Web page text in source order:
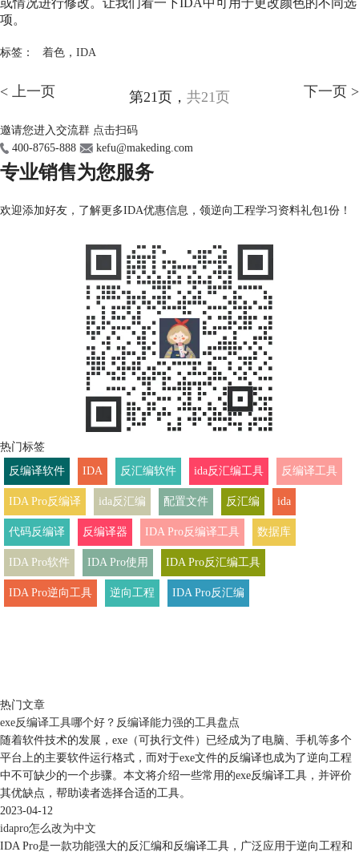
项。
标签： 着色， IDA
< 上一页 第21页， 共21页 下一页 >
邀请您进入交流群 点击扫码
400-8765-888
kefu@makeding.com
专业销售为您服务
欢迎添加好友，了解更多IDA优惠信息，领逆向工程学习资料礼包1份！
热门标签
反编译软件
IDA 反汇编软件 ida反汇编工具 反编译工具
IDA Pro反编译 ida反汇编 配置文件 反汇编 ida
代码反编译 反编译器 IDA Pro反编译工具 数据库
IDA Pro软件 IDA Pro使用 IDA Pro反汇编工具
IDA Pro逆向工具 逆向工程 IDA Pro反汇编
热门文章
exe反编译工具哪个好？反编译能力强的工具盘点
随着软件技术的发展，exe（可执行文件）已经成为了电脑、手机等多个
平台上的主要软件运行格式，而对于exe文件的反编译也成为了逆向工程
中不可缺少的一个步骤。本文将介绍一些常用的exe反编译工具，并评价
其优缺点，帮助读者选择合适的工具。
2023-04-12
idapro怎么改为中文
IDA Pro是一款功能强大的反汇编和反编译工具，广泛应用于逆向工程和